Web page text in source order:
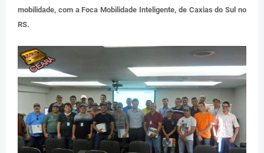
mobilidade, com a Foca Mobilidade Inteligente, de Caxias do Sul no
RS.